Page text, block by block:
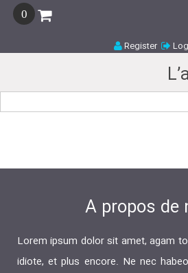
0
Register
A propos de
Lorem ipsum dolor sit amet, agam
idiote, et plus encore. Ne nec